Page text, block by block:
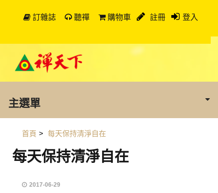
訂雜誌 聽禪 購物車 註冊 登入
主選單
首頁 > 每天保持清淨自在
每天保持清淨自在
2017-06-29